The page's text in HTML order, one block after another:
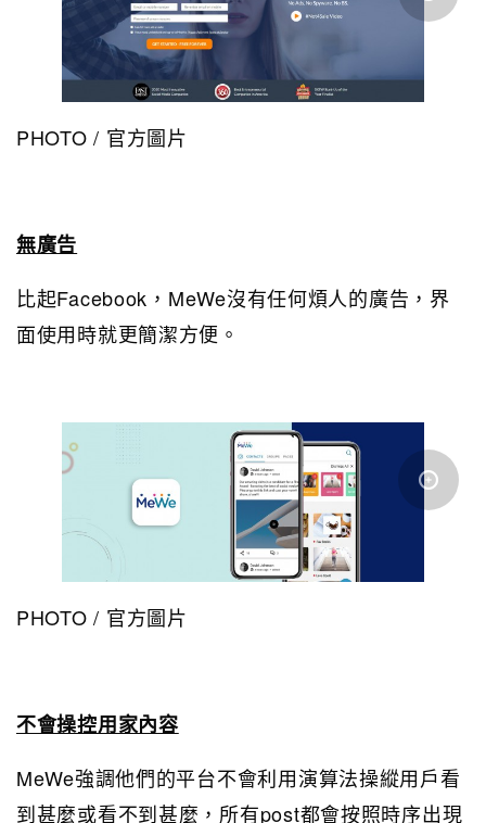
PHOTO / 官方圖片
無廣告
比起Facebook，MeWe沒有任何煩人的廣告，界
面使用時就更簡潔方便。
PHOTO / 官方圖片
不會操控用家內容
MeWe強調他們的平台不會利用演算法操縱用戶看
到甚麼或看不到甚麼，所有post都會按照時序出現